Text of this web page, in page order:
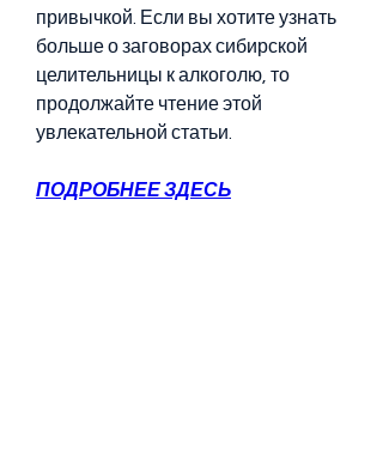
привычкой. Если вы хотите узнать
больше о заговорах сибирской
целительницы к алкоголю, то
продолжайте чтение этой
увлекательной статьи.
ПОДРОБНЕЕ ЗДЕСЬ